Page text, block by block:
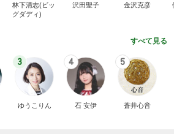
林下清志(ビッ
グダディ)
沢田聖子 金沢克彦
すべて見る
3
ゆうこりん
4
石 安伊
5
蒼井心音